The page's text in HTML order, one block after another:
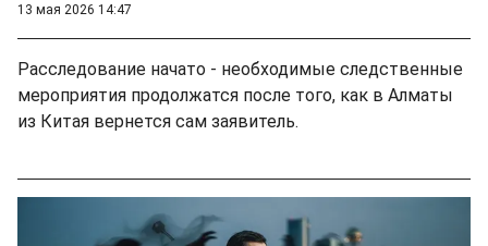
13 мая 2026 14:47
Расследование начато - необходимые следственные
мероприятия продолжатся после того, как в Алматы
из Китая вернется сам заявитель.